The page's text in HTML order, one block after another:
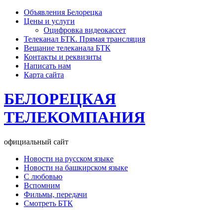
Объявления Белорецка
Цены и услуги
Оцифровка видеокассет
Телеканал БТК. Прямая трансляция
Вещание телеканала БТК
Контакты и реквизиты
Написать нам
Карта сайта
БЕЛОРЕЦКАЯ
ТЕЛЕКОМПАНИЯ
официальный сайт
Новости на русском языке
Новости на башкирском языке
С любовью
Вспомним
Фильмы, передачи
Смотреть БТК